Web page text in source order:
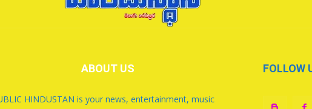
ABOUT US
HINDUSTAN is your news, entertainment, music
FOLLOW